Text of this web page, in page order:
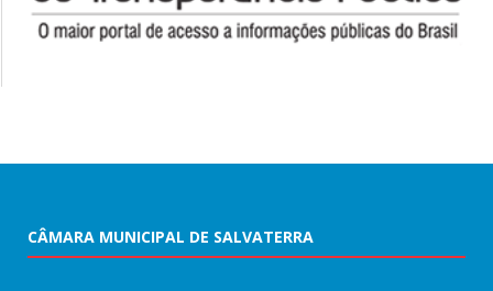
CÂMARA MUNICIPAL DE SALVATERRA